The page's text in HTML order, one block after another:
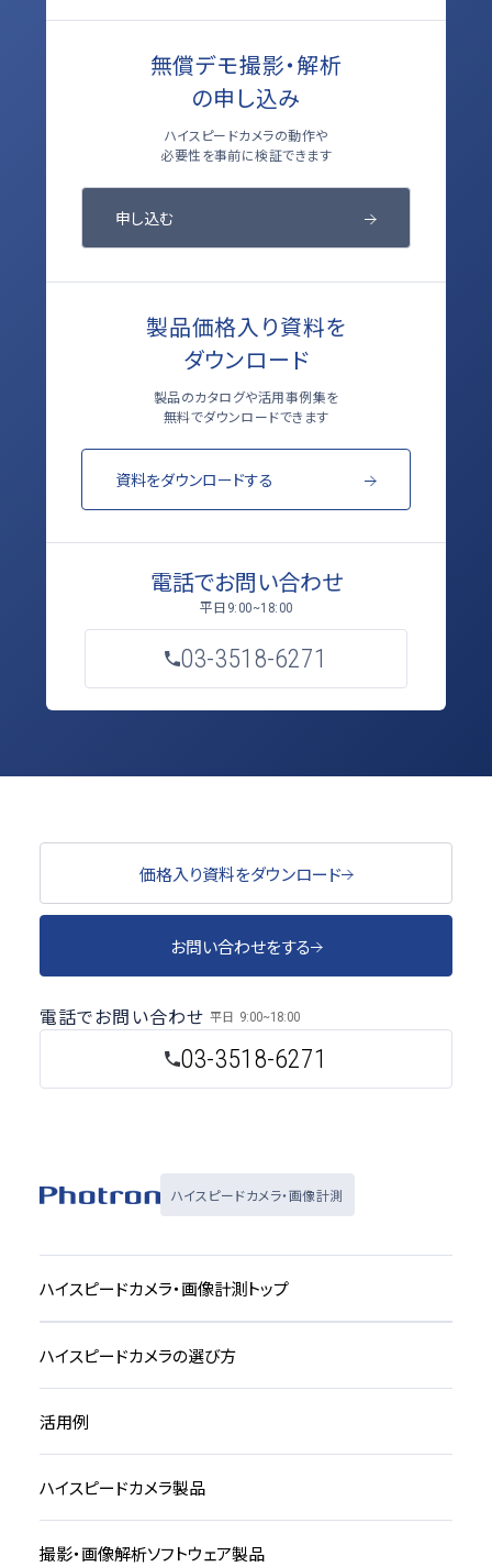
無償デモ撮影・解析
の申し込み
ハイスピードカメラの動作や
必要性を事前に検証できます
申し込む
製品価格入り資料を
ダウンロード
製品のカタログや活用事例集を
無料でダウンロードできます
資料をダウンロードする
電話でお問い合わせ
平日 9:00~18:00
03-3518-6271
価格入り資料をダウンロード
お問い合わせをする
03-3518-6271
電話でお問い合わせ 平日 9:00~18:00
ハイスピードカメラ・画像計測
ハイスピードカメラ・画像計測トップ
ハイスピードカメラの選び方
活用例
ハイスピードカメラ製品
撮影・画像解析ソフトウェア製品